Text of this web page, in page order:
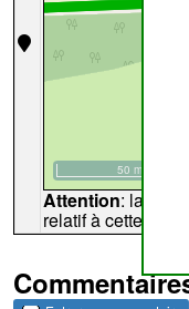
50 m
Attention: la
relatif à cette